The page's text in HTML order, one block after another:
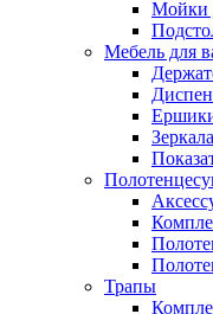
Мойки
Мебель для
Трапы